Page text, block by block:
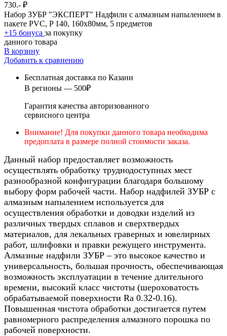
730.- ₽
Набор ЗУБР "ЭКСПЕРТ" Надфили с алмазным напылением в
пакете PVC, P 140, 160х80мм, 5 предметов
+15 бонуса за покупку
данного товара
В корзину
Добавить к сравнению
Бесплатная доставка по Казани
В регионы — 500₽
Гарантия качества авторизованного
сервисного центра
Внимание! Для покупки данного товара необходима
предоплата в размере полной стоимости заказа.
Данный набор предоставляет возможность
осуществлять обработку труднодоступных мест
разнообразной конфигурации благодаря большому
выбору форм рабочей части. Набор надфилей ЗУБР с
алмазным напылением используется для
осуществления обработки и доводки изделий из
различных твердых сплавов и сверхтвердых
материалов, для лекальных граверных и ювелирных
работ, шлифовки и правки режущего инструмента.
Алмазные надфили ЗУБР – это высокое качество и
универсальность, большая прочность, обеспечивающая
возможность эксплуатации в течение длительного
времени, высокий класс чистоты (шероховатость
обрабатываемой поверхности Ra 0.32-0.16).
Повышенная чистота обработки достигается путем
равномерного распределения алмазного порошка по
рабочей поверхности.